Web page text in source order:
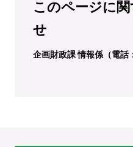
このページに
せ
企画財政課 情報係（電